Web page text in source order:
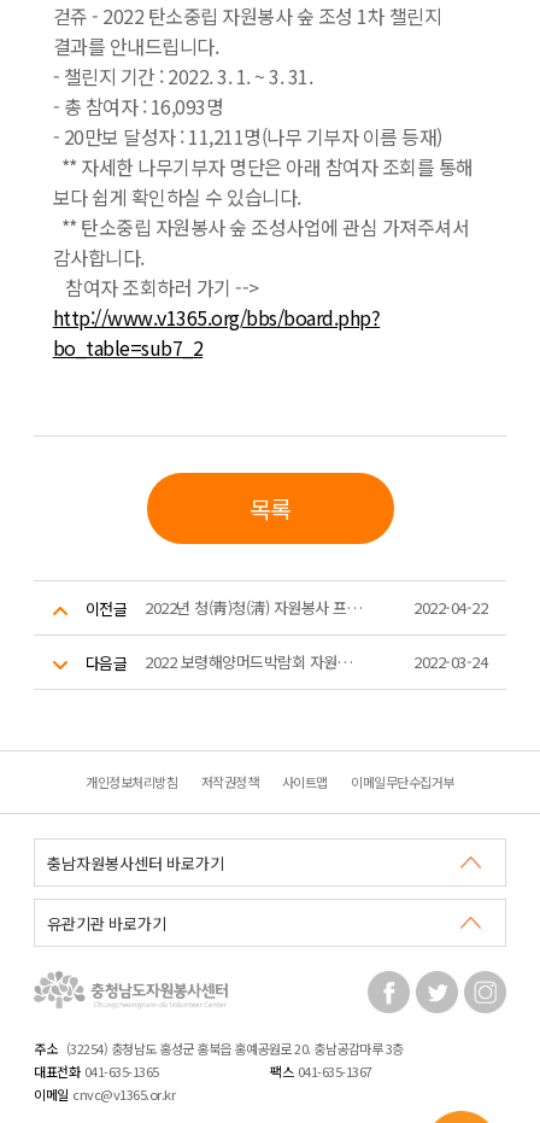
걷쥬 - 2022 탄소중립 자원봉사 숲 조성 1차 챌린지
결과를 안내드립니다.
- 챌린지 기간 : 2022. 3. 1. ~ 3. 31.
- 총 참여자 : 16,093명
- 20만보 달성자 : 11,211명(나무 기부자 이름 등재)
** 자세한 나무기부자 명단은 아래 참여자 조회를 통해
보다 쉽게 확인하실 수 있습니다.
** 탄소중립 자원봉사 숲 조성사업에 관심 가져주셔서
감사합니다.
참여자 조회하러 가기 -->
http://www.v1365.org/bbs/board.php?
bo_table=sub7_2
목록
이전글 2022년 청(靑)청(淸) 자원봉사 프로그램 공모사업(심사 결과 발표) 2022-04-22
다음글 2022 보령해양머드박람회 자원봉사자 모집공고 2022-03-24
개인정보처리방침 저작권정책 사이트맵 이메일무단수집거부
주소 (32254) 충청남도 홍성군 홍북읍 홍예공원로 20. 충남공감마루 3층
대표전화 041-635-1365 팩스 041-635-1367
이메일 cnvc@v1365.or.kr